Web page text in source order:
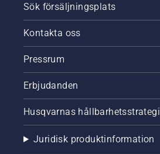
Sök försäljningsplats
Kontakta oss
Pressrum
Erbjudanden
Husqvarnas hållbarhetsstrategi
Juridisk produktinformation